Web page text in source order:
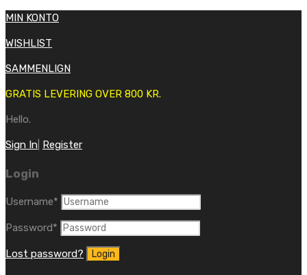
MIN KONTO
WISHLIST
SAMMENLIGN
GRATIS LEVERING OVER 800 KR.
Hello.
Sign In Register
Login
Username*
Password*
Lost password?